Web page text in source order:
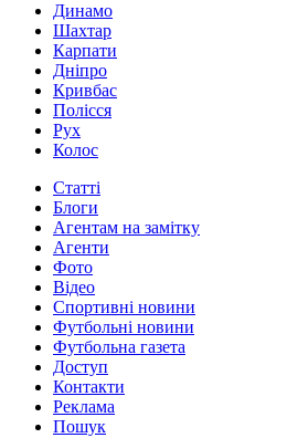
Динамо
Шахтар
Карпати
Дніпро
Кривбас
Полісся
Рух
Колос
Статті
Блоги
Агентам на замітку
Агенти
Фото
Відео
Спортивні новини
Футбольні новини
Футбольна газета
Доступ
Контакти
Реклама
Пошук